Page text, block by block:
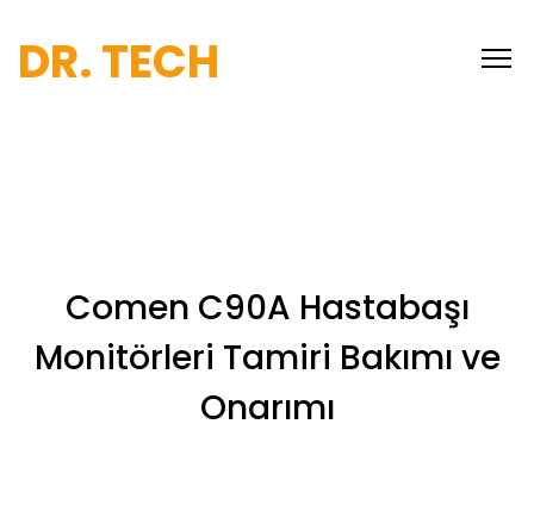
DR. TECH
Comen C90A Hastabaşı
Monitörleri Tamiri Bakımı ve
Onarımı